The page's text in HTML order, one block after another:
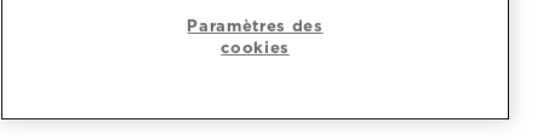
Paramètres des
cookies